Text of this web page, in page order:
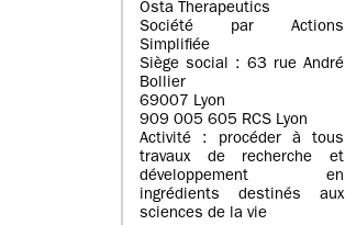
Osta Therapeutics
Société par Actions
Simplifiée
Siège social : 63 rue André
Bollier
69007 Lyon
909 005 605 RCS Lyon
Activité : procéder à tous
travaux de recherche et
développement en
ingrédients destinés aux
sciences de la vie